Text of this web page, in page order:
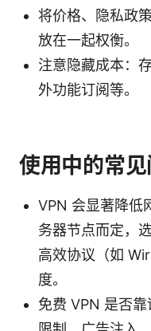
将价格、隐私政
放在一起权衡。
注意隐藏成本：
外功能订阅等。
使用中的常
VPN 会显著降低
务器节点而定，
高效协议（如
度。
免费 VPN 是否